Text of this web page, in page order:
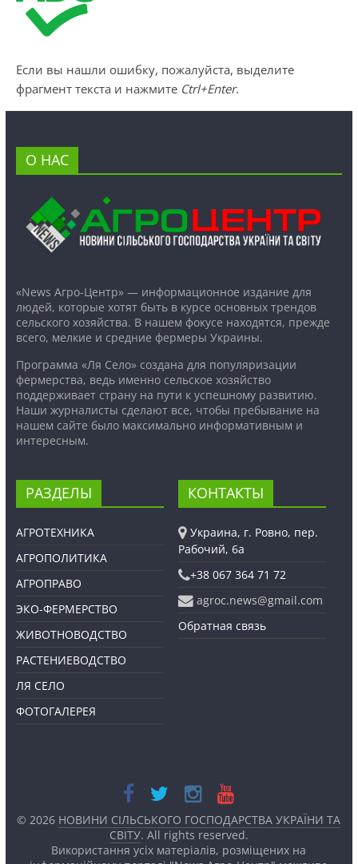
Если вы нашли ошибку, пожалуйста, выделите
фрагмент текста и нажмите Ctrl+Enter.
О НАС
«News Агро-Центр» — информационное издание для
людей, которые хотят быть в курсе основных трендов
сельского хозяйства. В нашем фокусе находятся, прежде
всего, мелкие и средние фермеры Украины.
Программа «Ля Село» создана для популяризации
фермерства, ведь именно сельское хозяйство
поддерживает страну на пути к успешному развитию.
Наши журналисты сделают все, чтобы пребывание на
нашем сайте было максимально информативным и
интересным.
РАЗДЕЛЫ
АГРОТЕХНИКА
АГРОПОЛИТИКА
АГРОПРАВО
ЭКО-ФЕРМЕРСТВО
ЖИВОТНОВОДСТВО
РАСТЕНИЕВОДСТВО
ЛЯ СЕЛО
ФОТОГАЛЕРЕЯ
КОНТАКТЫ
Украина, г. Ровно, пер.
Рабочий, 6а
+38 067 364 71 72
agroc.news@gmail.com
Обратная связь
© 2026 НОВИНИ СІЛЬСЬКОГО ГОСПОДАРСТВА УКРАЇНИ ТА
СВІТУ. All rights reserved.
Використання усіх матеріалів, розміщених на